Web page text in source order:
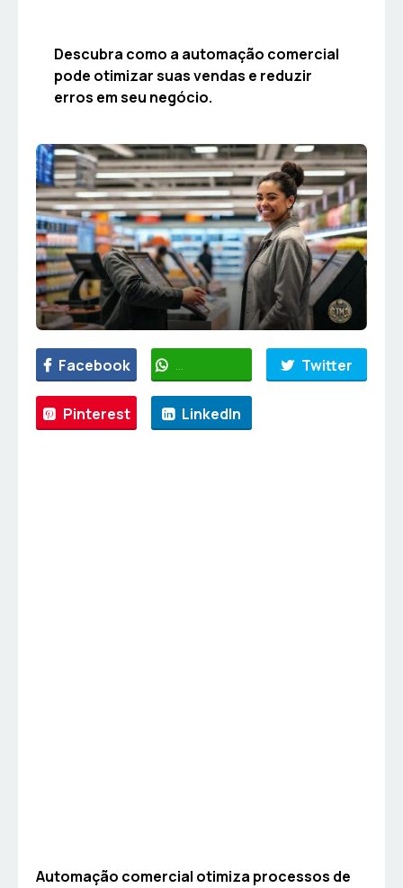
Descubra como a automação comercial
pode otimizar suas vendas e reduzir
erros em seu negócio.
Facebook WhatsApp Twitter
Pinterest LinkedIn
Automação comercial otimiza processos de